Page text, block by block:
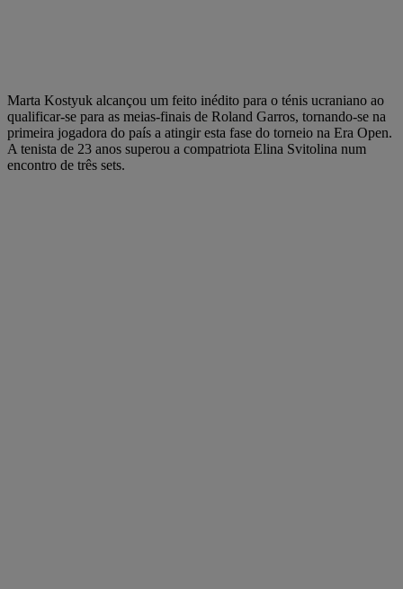
Marta Kostyuk alcançou um feito inédito para o ténis ucraniano ao
qualificar-se para as meias-finais de Roland Garros, tornando-se na
primeira jogadora do país a atingir esta fase do torneio na Era Open.
A tenista de 23 anos superou a compatriota Elina Svitolina num
encontro de três sets.